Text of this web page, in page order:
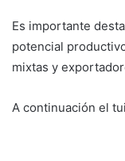
Es importante
potencial
mixtas y
A continuación el